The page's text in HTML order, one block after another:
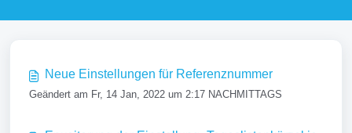
Neue Einstellungen für Referenznummer
Geändert am Fr, 14 Jan, 2022 um 2:17 NACHMITTAGS